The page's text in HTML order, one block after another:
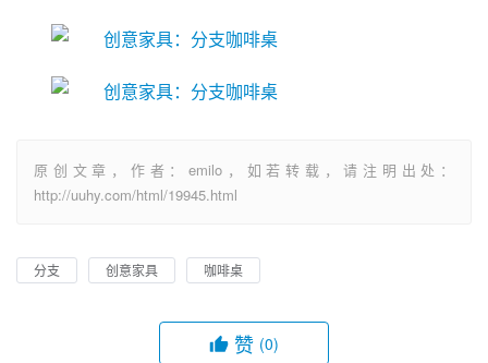
原创文章，作者：emilo，如若转载，请注明出处：
http://uuhy.com/html/19945.html
分支 创意家具 咖啡桌
赞 (0)